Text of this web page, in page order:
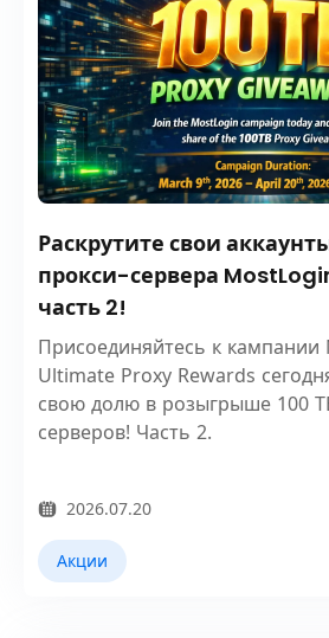
Раскрутите свои
прокси-сервера
часть 2!
Присоединяйтесь к кампании
Ultimate Proxy Rewards
свою долю в розыгрыше 100
серверов! Часть 2.
2026.07.20
Акции